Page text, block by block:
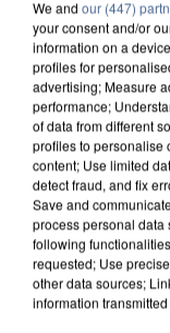
We and our (447)
your consent and/or
information on a
profiles for
advertising; Measure
performance;
of data from different
profiles to personalise
content; Use limited
detect fraud, and fix
Save and
process personal data
following
requested; Use
other data sources;
information